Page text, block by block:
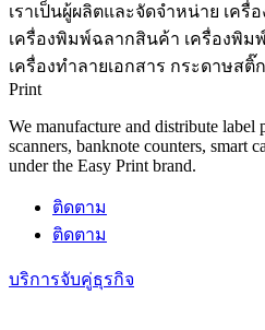
เราเป็นผู้ผลิตและจัดจำหน่าย เครื่
เครื่องพิมพ์ฉลากสินค้า เครื่องพิม
เครื่องทำลายเอกสาร กระดาษส
Print
We manufacture and distribute label
scanners, banknote counters, smart
under the Easy Print brand.
ติดตาม
ติดตาม
บริการจับคู่ธุรกิจ